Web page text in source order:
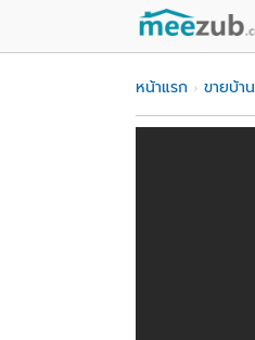
หน้าแรก ขายบ้าน